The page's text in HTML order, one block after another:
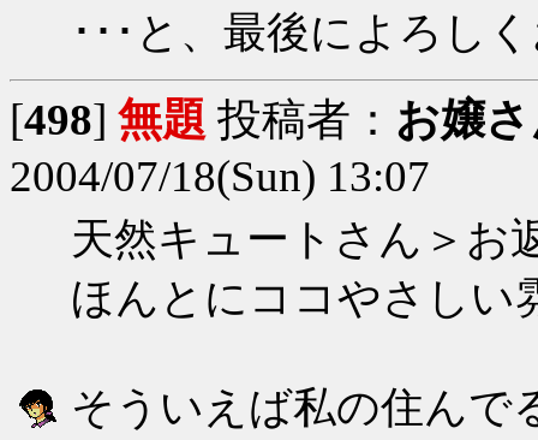
･･･と、最後によろし
[498] 無題 投稿者： お嬢
2004/07/18(Sun) 13:07
天然キュートさん＞お
ほんとにココやさし
そういえば私の住んで